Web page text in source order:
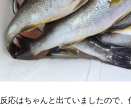
反応はちゃんと出ていましたので